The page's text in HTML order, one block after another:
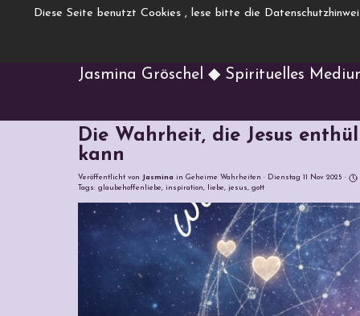
Diese Seite benutzt Cookies , lese bitte die
Direkt zum Seiteninhalt
Jasmina Gröschel ◆ Spirituelles
Die Wahrheit, die Jesus
kann
Veröffentlicht von Jasmina in Geheime Wahrheiten · Dienstag 11 Nov 2025 ·
Tags: glaubehoffenliebe, inspiration, liebe, jesus, gott